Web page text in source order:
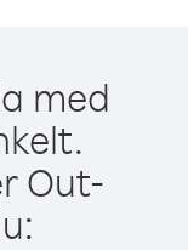
med
Out-